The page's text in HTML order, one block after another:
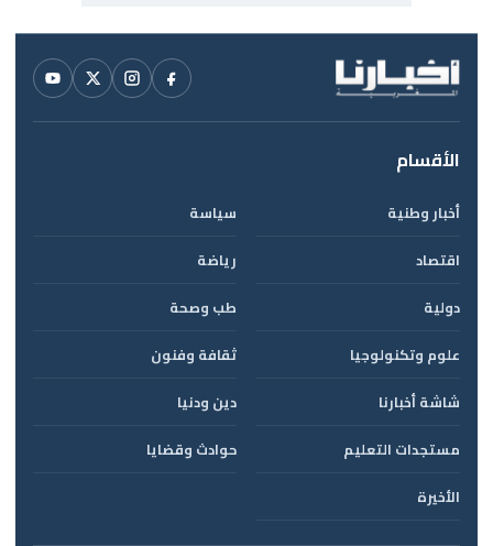
الأقسام
أخبار وطنية
سياسة
اقتصاد
رياضة
دولية
طب وصحة
علوم وتكنولوجيا
ثقافة وفنون
شاشة أخبارنا
دين ودنيا
مستجدات التعليم
حوادث وقضايا
الأخيرة